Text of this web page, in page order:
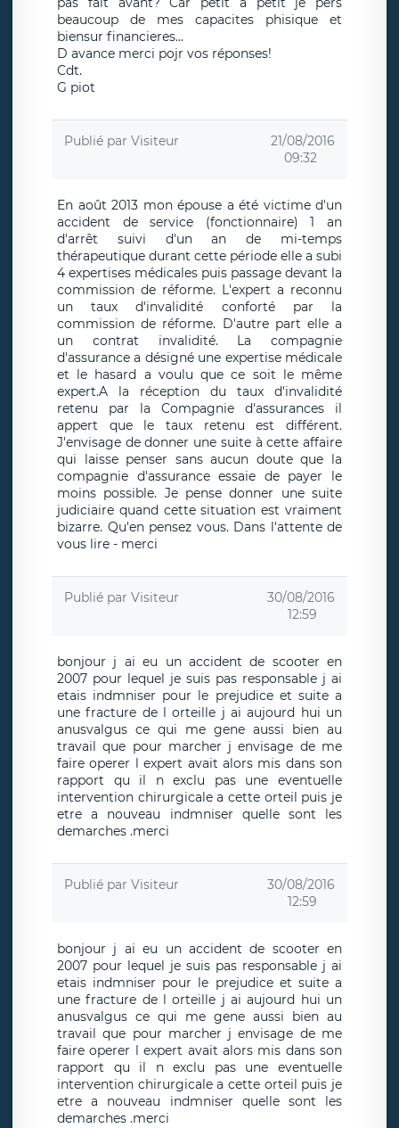
beaucoup de mes capacites phisique et
biensur financieres...
D avance merci pojr vos réponses!
Cdt.
G piot
Publié par Visiteur
21/08/2016
09:32
En août 2013 mon épouse a été victime d'un
accident de service (fonctionnaire) 1 an
d'arrêt suivi d'un an de mi-temps
thérapeutique durant cette période elle a subi
4 expertises médicales puis passage devant la
commission de réforme. L'expert a reconnu
un taux d'invalidité conforté par la
commission de réforme. D'autre part elle a
un contrat invalidité. La compagnie
d'assurance a désigné une expertise médicale
et le hasard a voulu que ce soit le même
expert.A la réception du taux d'invalidité
retenu par la Compagnie d'assurances il
appert que le taux retenu est différent.
J'envisage de donner une suite à cette affaire
qui laisse penser sans aucun doute que la
compagnie d'assurance essaie de payer le
moins possible. Je pense donner une suite
judiciaire quand cette situation est vraiment
bizarre. Qu'en pensez vous. Dans l'attente de
vous lire - merci
Publié par Visiteur
30/08/2016
12:59
bonjour j ai eu un accident de scooter en
2007 pour lequel je suis pas responsable j ai
etais indmniser pour le prejudice et suite a
une fracture de l orteille j ai aujourd hui un
anusvalgus ce qui me gene aussi bien au
travail que pour marcher j envisage de me
faire operer l expert avait alors mis dans son
rapport qu il n exclu pas une eventuelle
intervention chirurgicale a cette orteil puis je
etre a nouveau indmniser quelle sont les
demarches .merci
Publié par Visiteur
30/08/2016
12:59
bonjour j ai eu un accident de scooter en
2007 pour lequel je suis pas responsable j ai
etais indmniser pour le prejudice et suite a
une fracture de l orteille j ai aujourd hui un
anusvalgus ce qui me gene aussi bien au
travail que pour marcher j envisage de me
faire operer l expert avait alors mis dans son
rapport qu il n exclu pas une eventuelle
intervention chirurgicale a cette orteil puis je
etre a nouveau indmniser quelle sont les
demarches .merci